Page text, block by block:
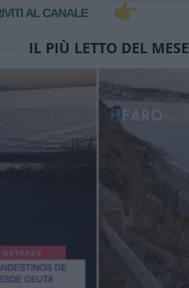
IL PIÙ LETTO DEL MESE